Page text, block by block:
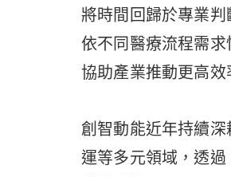
將時間回歸於專業
依不同醫療流程需
協助產業推動更高效
創智動能近年持續
運等多元領域，透